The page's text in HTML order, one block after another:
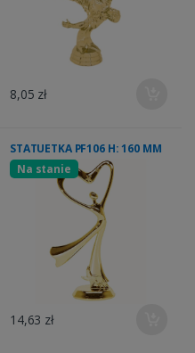
8,05 zł
STATUETKA PF106 H: 160 MM
Na stanie
14,63 zł